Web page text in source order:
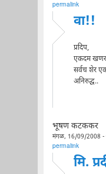
permalink
वा!!
प्रदिप,
एकदम
सर्वच शेर
अनिरुद्ध..
भूषण कटककर
मंगळ, 16/09/2008 -
permalink
मि.